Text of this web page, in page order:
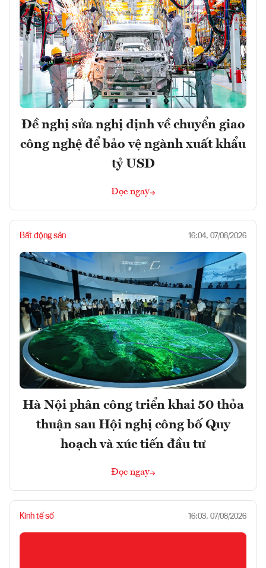
Đề nghị sửa nghị định về chuyển giao
công nghệ để bảo vệ ngành xuất khẩu
tỷ USD
Đọc ngay
Bất động sản 16:04, 07/08/2026
Hà Nội phân công triển khai 50 thỏa
thuận sau Hội nghị công bố Quy
hoạch và xúc tiến đầu tư
Đọc ngay
Kinh tế số 16:03, 07/08/2026